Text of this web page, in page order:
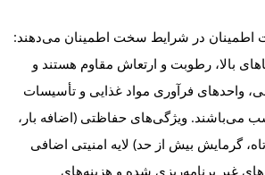
اطمینان در شرایط سخت اطمینان می‌دهند:
بالا، رطوبت و ارتعاش مقاوم هستند و
واحدهای فرآوری مواد غذایی و تأسیسات
می‌باشند. ویژگی‌های حفاظتی (اضافه بار،
گرمایش بیش از حد) لایه امنیتی اضافی
غیر برنامه‌ریزی شده و هزینه‌های